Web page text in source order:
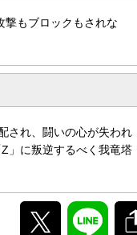
撃もブロックもされな
され、闘いの心が失われ
」に叛逆するべく我竜塔